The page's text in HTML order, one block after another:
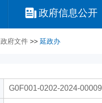
政府信息公开
政府文件 >> 延政办
G0F001-0202-2024-00009